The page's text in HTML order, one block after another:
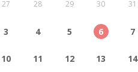
27 28 29 30 31
3 4 5 6 7
10 11 12 13 14